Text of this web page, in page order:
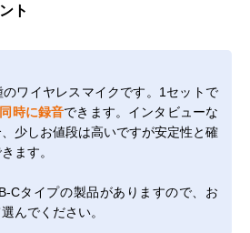
ト
ワイヤレスマイクです。1セットで
時に録音できます。インタビューな
少しお値段は高いですが安定性と確
ます。
Cタイプの製品がありますので、お
んでください。